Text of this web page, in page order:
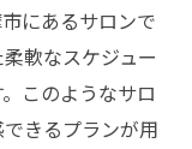
にあるサロンで
軟なスケジュー
このようなサロ
きるプランが用